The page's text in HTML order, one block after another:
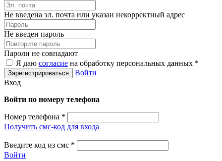
Не введена эл. почта или указан некорректный адрес
Не введен пароль
Пароли не совпадают
Я даю согласие на обработку персональных данных *
Войти
Вход
Войти по номеру телефона
Номер телефона *
Получить смс-код для входа
Введите код из смс *
Войти